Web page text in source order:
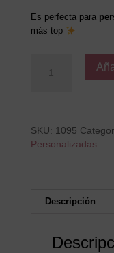
Es perfecta para
más top
cantidad
SKU: 1095
Personalizadas
Descripción